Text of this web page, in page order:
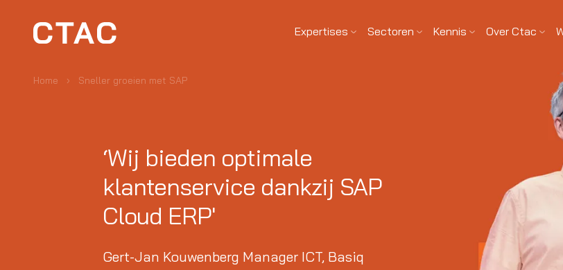
Expertises Sectoren Kennis Over Ctac
Home Sneller groeien met SAP
‘Wij bieden optimale
klantenservice dankzij SAP
Cloud ERP'
Gert-Jan Kouwenberg Manager ICT, Basiq